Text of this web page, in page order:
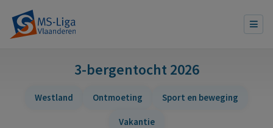
3-bergentocht 2026
Westland Ontmoeting Sport en beweging
Vakantie